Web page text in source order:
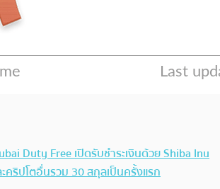
Duty Free เปิดรับชำระเงินด้วย Shiba Inu
คริปโตอื่นรวม 30 สกุลเป็นครั้งแรก